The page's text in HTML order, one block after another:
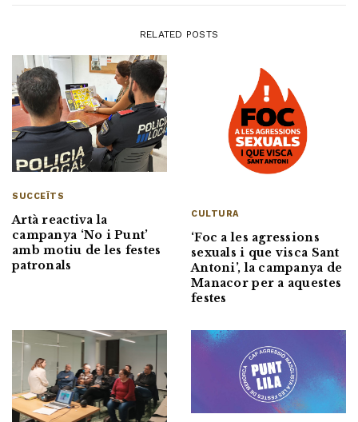
RELATED POSTS
SUCCEÏTS
Artà reactiva la
campanya ‘No i Punt’
amb motiu de les festes
patronals
CULTURA
‘Foc a les agressions
sexuals i que visca Sant
Antoni’, la campanya de
Manacor per a aquestes
festes